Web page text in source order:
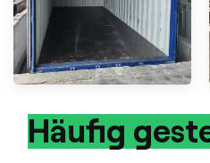
Häufig